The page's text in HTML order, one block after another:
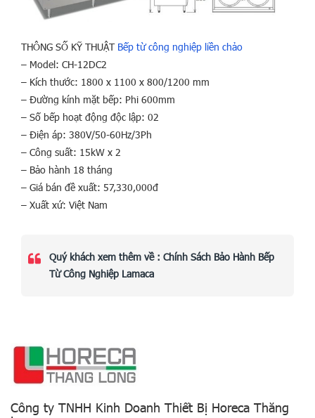
THÔNG SỐ KỸ THUẬT Bếp từ công nghiệp liền chảo
– Model: CH-12DC2
– Kích thước: 1800 x 1100 x 800/1200 mm
– Đường kính mặt bếp: Phi 600mm
– Số bếp hoạt động độc lập: 02
– Điện áp: 380V/50-60Hz/3Ph
– Công suất: 15kW x 2
– Bảo hành 18 tháng
– Giá bán đề xuất: 57,330,000đ
– Xuất xứ: Việt Nam
Quý khách xem thêm về : Chính Sách Bảo Hành Bếp
Từ Công Nghiệp Lamaca
Công ty TNHH Kinh Doanh Thiết Bị Horeca Thăng